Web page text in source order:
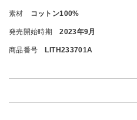
素材 コットン100%
発売開始時期 2023年9月
商品番号 LITH233701A